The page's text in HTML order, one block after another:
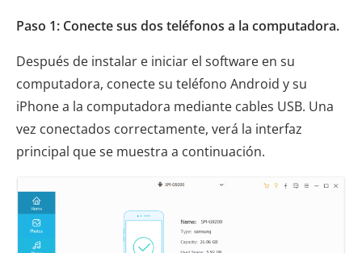
Paso 1: Conecte sus dos teléfonos a la computadora.
Después de instalar e iniciar el software en su
computadora, conecte su teléfono Android y su
iPhone a la computadora mediante cables USB. Una
vez conectados correctamente, verá la interfaz
principal que se muestra a continuación.